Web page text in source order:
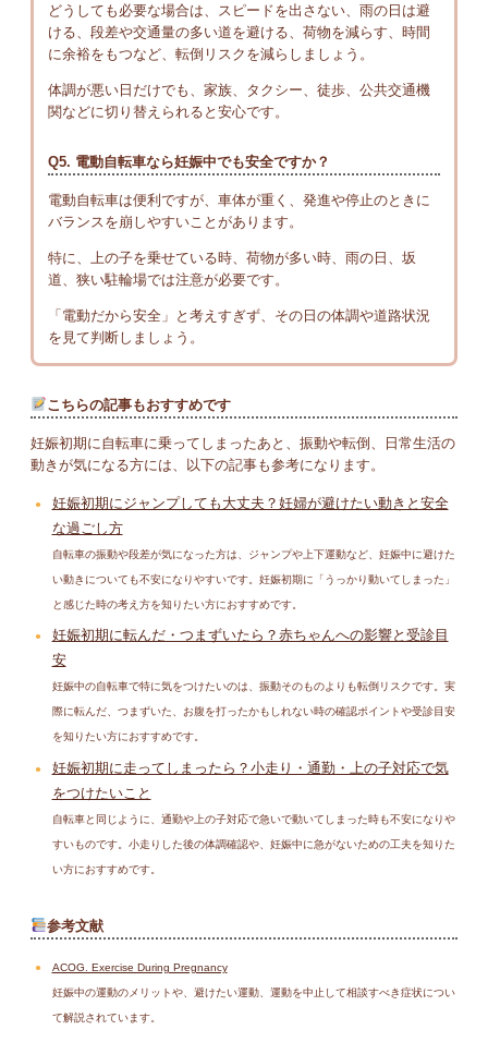
どうしても必要な場合は、スピードを出さない、雨の日は避
ける、段差や交通量の多い道を避ける、荷物を減らす、時間
に余裕をもつなど、転倒リスクを減らしましょう。
体調が悪い日だけでも、家族、タクシー、徒歩、公共交通機
関などに切り替えられると安心です。
Q5. 電動自転車なら妊娠中でも安全ですか？
電動自転車は便利ですが、車体が重く、発進や停止のときに
バランスを崩しやすいことがあります。
特に、上の子を乗せている時、荷物が多い時、雨の日、坂
道、狭い駐輪場では注意が必要です。
「電動だから安全」と考えすぎず、その日の体調や道路状況
を見て判断しましょう。
こちらの記事もおすすめです
妊娠初期に自転車に乗ってしまったあと、振動や転倒、日常生活の
動きが気になる方には、以下の記事も参考になります。
妊娠初期にジャンプしても大丈夫？妊婦が避けたい動きと安全
な過ごし方
自転車の振動や段差が気になった方は、ジャンプや上下運動など、妊娠中に避けた
い動きについても不安になりやすいです。妊娠初期に「うっかり動いてしまった」
と感じた時の考え方を知りたい方におすすめです。
妊娠初期に転んだ・つまずいたら？赤ちゃんへの影響と受診目
安
妊娠中の自転車で特に気をつけたいのは、振動そのものよりも転倒リスクです。実
際に転んだ、つまずいた、お腹を打ったかもしれない時の確認ポイントや受診目安
を知りたい方におすすめです。
妊娠初期に走ってしまったら？小走り・通勤・上の子対応で気
をつけたいこと
自転車と同じように、通勤や上の子対応で急いで動いてしまった時も不安になりや
すいものです。小走りした後の体調確認や、妊娠中に急がないための工夫を知りた
い方におすすめです。
参考文献
ACOG. Exercise During Pregnancy
妊娠中の運動のメリットや、避けたい運動、運動を中止して相談すべき症状につい
て解説されています。